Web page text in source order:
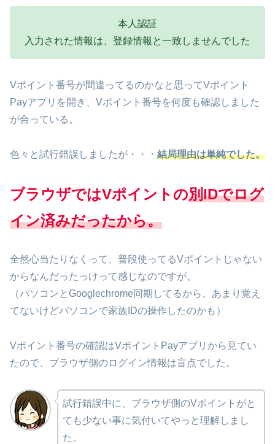
本人認証
入力された情報は、登録情報と一致しませんでした
Vポイント番号が間違ってるのかなと思ってVポイント
Payアプリを開き、Vポイント番号を何度も確認しました
が合っている。
色々と試行錯誤しましたが・・・ 結局理由は単純でした。
ブラウザではVポイントの別IDでログ
イン済みだったから。
全然心当たりなくって、普段使ってるVポイントじゃない
からなんだったっけって感じなのですが。
（パソコンとGooglechrome同期してるから、あまり覚え
てないけどパソコンで家族IDの操作したのかも）
Vポイント番号の確認はVポイントPayアプリから見てい
たので、ブラウザ側のログイン情報は盲点でした。
試行錯誤中に、ブラウザ側のVポイントがと
ても少ない事に気付いてやっと理解しまし
た。